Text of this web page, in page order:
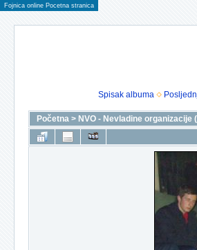
Fojnica online Pocetna stranica
Spisak albuma
Početna > NVO - Nevladine organizacije